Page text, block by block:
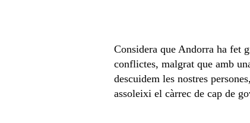
Considera que Andorra ha fet
conflictes, malgrat que amb
descuidem les nostres
assoleixi el càrrec de cap de